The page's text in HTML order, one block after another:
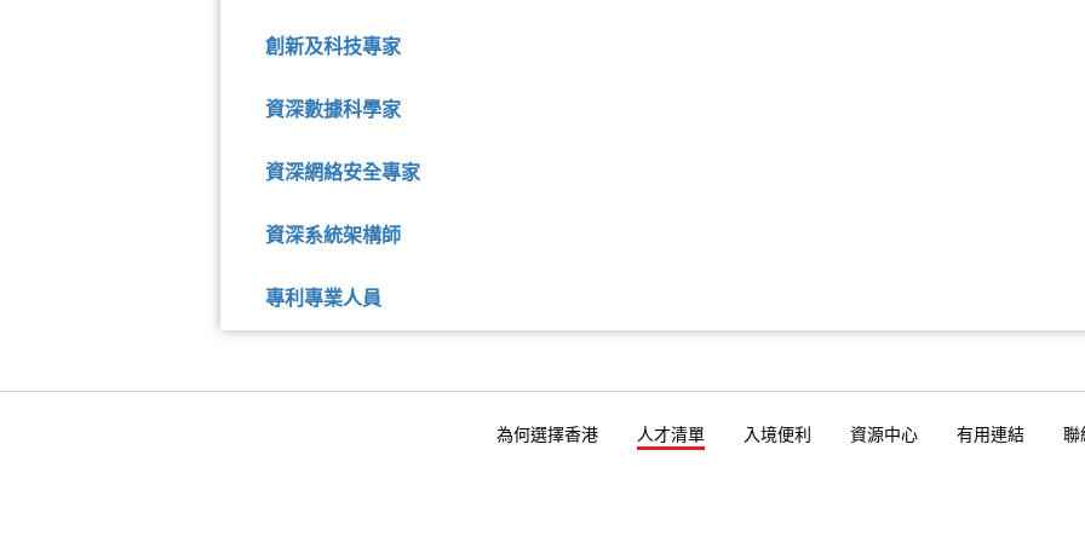
創新及科技專家
資深數據科學家
資深網絡安全專家
資深系統架構師
專利專業人員
為何選擇香港 人才清單 入境便利 資源中心 有用連結 聯